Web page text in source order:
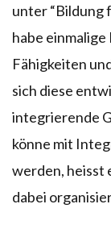
unter “Bildung
habe
Fähigkeiten
sich diese
integrierende
könne mit
werden, heisst
dabei